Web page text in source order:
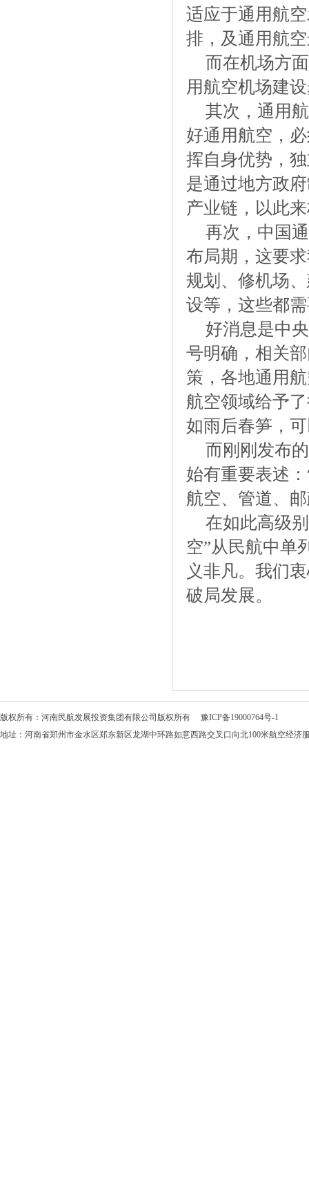
适应于通用航
排，及通用航
而在机场方
用航空机场建
其次，通用
好通用航空，
挥自身优势，
是通过地方政
产业链，以此
再次，中国
布局期，这要
规划、修机场
设等，这些都
好消息是中
号明确，相关
策，各地通用
航空领域给予
如雨后春笋，
而刚刚发布
始有重要表述
航空、管道、
在如此高级
空”从民航中单
义非凡。我们
破局发展。
版权所有：河南民航发展投资集团有限公司版权所有 豫ICP备19000764号-1
地址：河南省郑州市金水区郑东新区龙湖中环路如意西路交叉口向北100米航空经济